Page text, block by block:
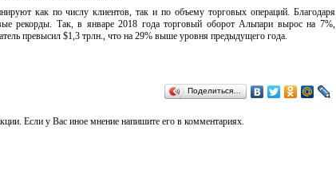
как по числу клиентов, так и по объему торговых операций. Благодаря
рекорды. Так, в январе 2018 года торговый оборот Альпари вырос на 7%,
превысил $1,3 трлн., что на 29% выше уровня предыдущего года.
Поделиться…
Если у Вас иное мнение напишите его в комментариях.